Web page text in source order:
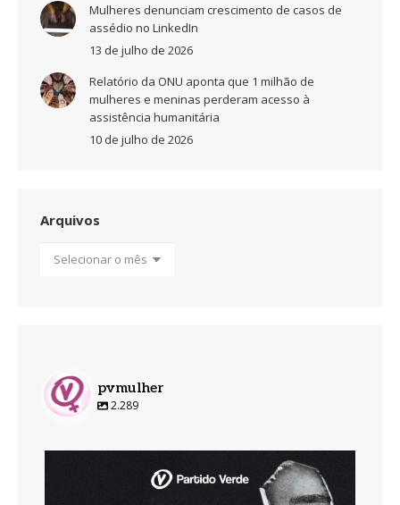
Mulheres denunciam crescimento de casos de
assédio no LinkedIn
13 de julho de 2026
Relatório da ONU aponta que 1 milhão de
mulheres e meninas perderam acesso à
assistência humanitária
10 de julho de 2026
Arquivos
pvmulher
2.289
Ago 7